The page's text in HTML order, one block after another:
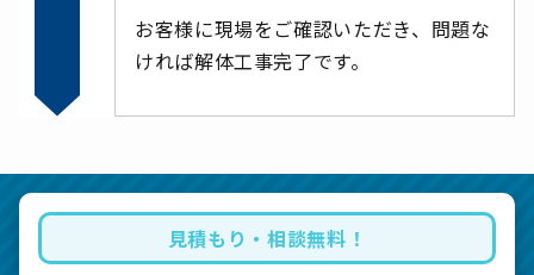
お客様に現場をご確認いただき、問題な
ければ解体工事完了です。
見積もり・相談無料！